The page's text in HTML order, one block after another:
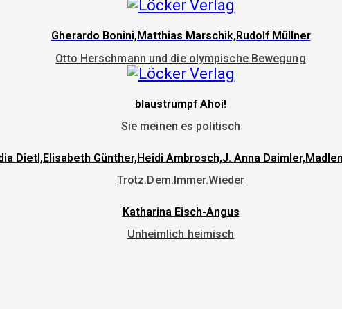
Gherardo Bonini,Matthias Marschik,Rudolf Müllner
Otto Herschmann und die olympische Bewegung
blaustrumpf Ahoi!
Sie meinen es politisch
Dietl,Elisabeth Günther,Heidi Ambrosch,J. Anna
Trotz.Dem.Immer.Wieder
Katharina Eisch-Angus
Unheimlich heimisch